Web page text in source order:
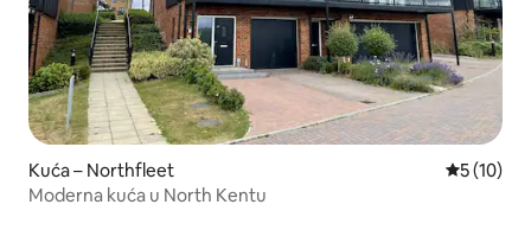
Kuća – Northfleet Prosječna
5 (10)
Moderna kuća u North Kentu